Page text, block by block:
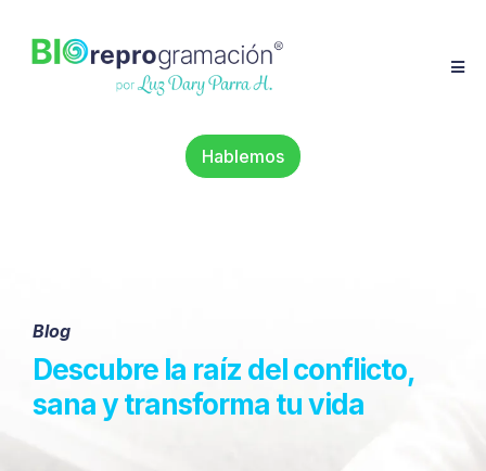
Hablemos
Blog
Descubre la raíz del conflicto,
sana y transforma tu vida